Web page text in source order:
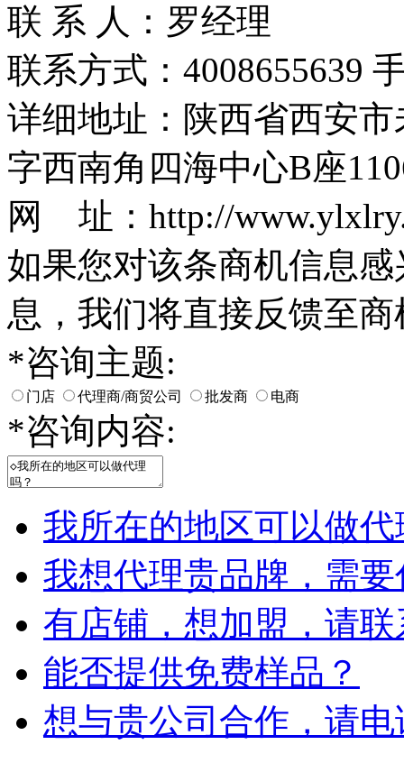
联 系 人：罗经理
联系方式：4008655639
详细地址：陕西省西安
字西南角四海中心B座
网 址：http://
如果您对该条商机信息
息，我们将直接反馈至
*咨询主题:
门店 代理商/商贸公司 批发商 电商
*咨询内容:
我所在的地区可以做
我想代理贵品牌，需
有店铺，想加盟，请
能否提供免费样品？
想与贵公司合作，请